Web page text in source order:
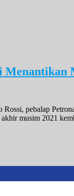
pebalap
akhir musim 2021